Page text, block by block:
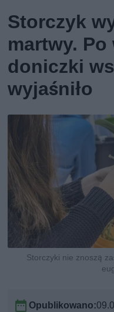
Storczyk
martwy.
doniczki
wyjaśniło
Storczyki nie znoszą
Opublikowano: